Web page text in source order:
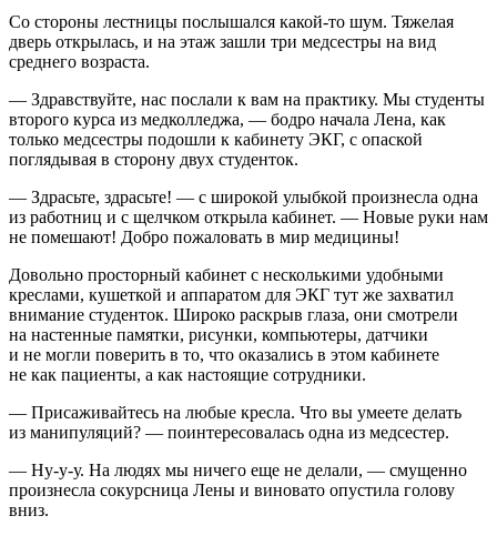
Со стороны лестницы послышался какой-то шум. Тяжелая
дверь открылась, и на этаж зашли три медсестры на вид
среднего возраста.
— Здравствуйте, нас послали к вам на практику. Мы студенты
второго курса из медколледжа, — бодро начала Лена, как
только медсестры подошли к кабинету ЭКГ, с опаской
поглядывая в сторону двух студенток.
— Здрасьте, здрасьте! — с широкой улыбкой произнесла одна
из работниц и с щелчком открыла кабинет. — Новые руки нам
не помешают! Добро пожаловать в мир медицины!
Довольно просторный кабинет с несколькими удобными
креслами, кушеткой и аппаратом для ЭКГ тут же захватил
внимание студенток. Широко раскрыв глаза, они смотрели
на настенные памятки, рисунки, компьютеры, датчики
и не могли поверить в то, что оказались в этом кабинете
не как пациенты, а как настоящие сотрудники.
— Присаживайтесь на любые кресла. Что вы умеете делать
из манипуляций? — поинтересовалась одна из медсестер.
— Ну-у-у. На людях мы ничего еще не делали, — смущенно
произнесла сокурсница Лены и виновато опустила голову
вниз.